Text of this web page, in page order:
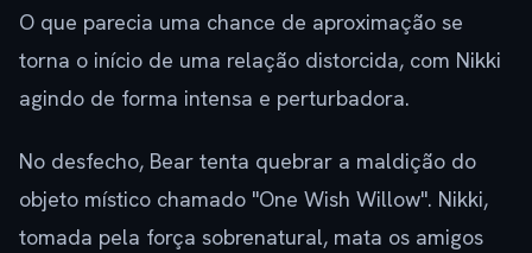
O que parecia uma chance de aproximação se
torna o início de uma relação distorcida, com Nikki
agindo de forma intensa e perturbadora.
No desfecho, Bear tenta quebrar a maldição do
objeto místico chamado "One Wish Willow". Nikki,
tomada pela força sobrenatural, mata os amigos